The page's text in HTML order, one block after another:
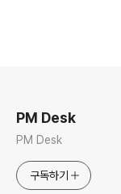
PM Desk
PM Desk
구독하기